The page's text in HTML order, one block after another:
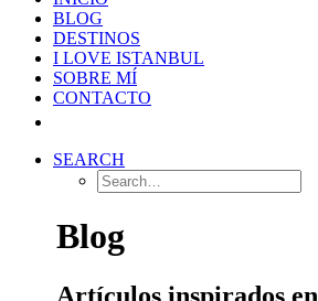
BLOG
DESTINOS
I LOVE ISTANBUL
SOBRE MÍ
CONTACTO
SEARCH
Blog